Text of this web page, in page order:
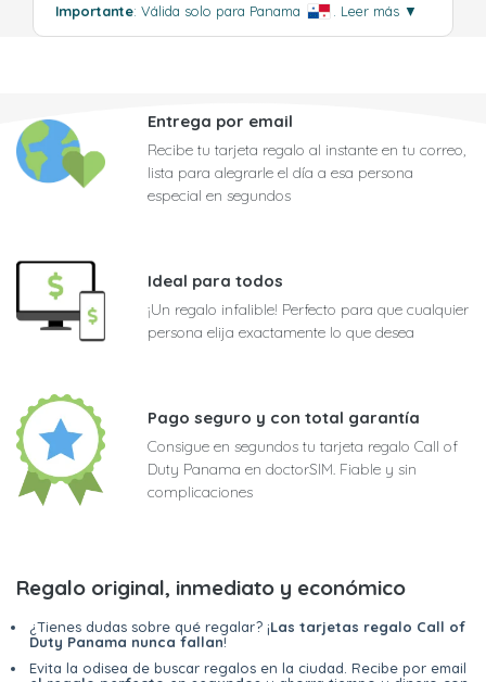
Importante: Válida solo para Panama Leer más ▼
Entrega por email
Recibe tu tarjeta regalo al instante en tu correo,
lista para alegrarle el día a esa persona
especial en segundos
Ideal para todos
¡Un regalo infalible! Perfecto para que cualquier
persona elija exactamente lo que desea
Pago seguro y con total garantía
Consigue en segundos tu tarjeta regalo Call of
Duty Panama en doctorSIM. Fiable y sin
complicaciones
Regalo original, inmediato y económico
¿Tienes dudas sobre qué regalar? ¡Las tarjetas regalo Call of
Duty Panama nunca fallan!
Evita la odisea de buscar regalos en la ciudad. Recibe por email